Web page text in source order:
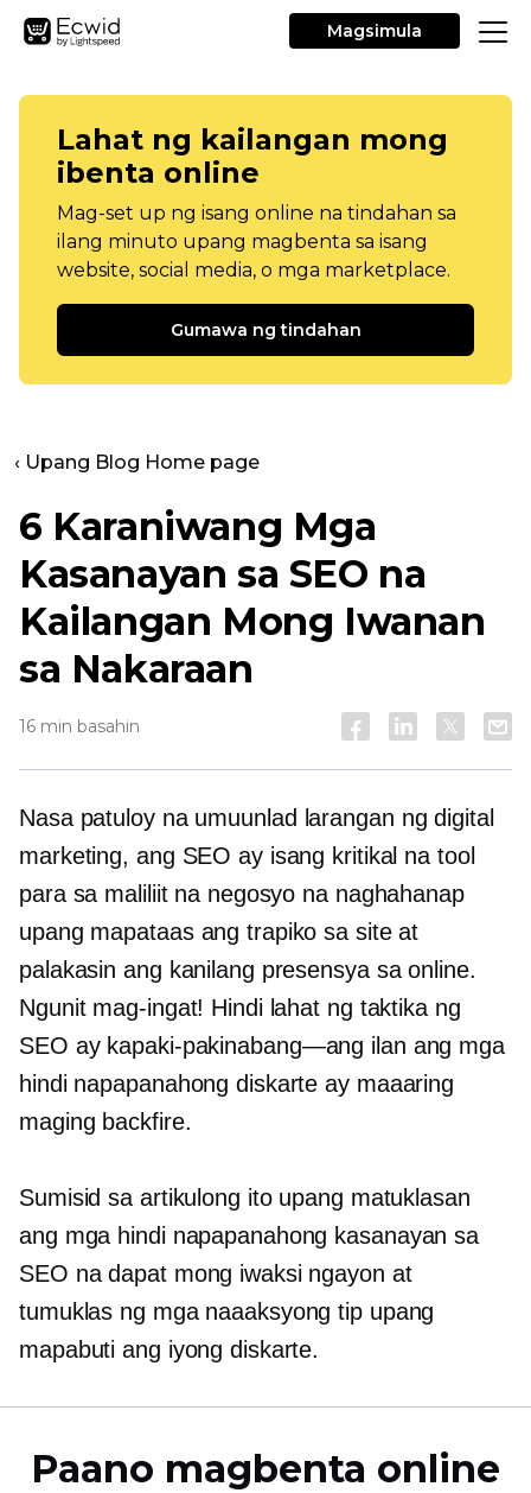
Magsimula
Lahat ng kailangan mong
ibenta online
Mag-set up ng isang online na tindahan sa
ilang minuto upang magbenta sa isang
website, social media, o mga marketplace.
Gumawa ng tindahan
‹ Upang Blog Home page
6 Karaniwang Mga
Kasanayan sa SEO na
Kailangan Mong Iwanan
sa Nakaraan
16 min basahin
Nasa patuloy na umuunlad larangan ng digital
marketing, ang SEO ay isang kritikal na tool
para sa maliliit na negosyo na naghahanap
upang mapataas ang trapiko sa site at
palakasin ang kanilang presensya sa online.
Ngunit mag-ingat! Hindi lahat ng taktika ng
SEO ay kapaki-pakinabang—ang ilan ang mga
hindi napapanahong diskarte ay maaaring
maging backfire.
Sumisid sa artikulong ito upang matuklasan
ang mga hindi napapanahong kasanayan sa
SEO na dapat mong iwaksi ngayon at
tumuklas ng mga naaaksyong tip upang
mapabuti ang iyong diskarte.
Paano magbenta online